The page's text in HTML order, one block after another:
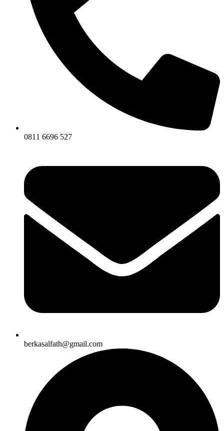
0811 6696 527
berkasalfath@gmail.com